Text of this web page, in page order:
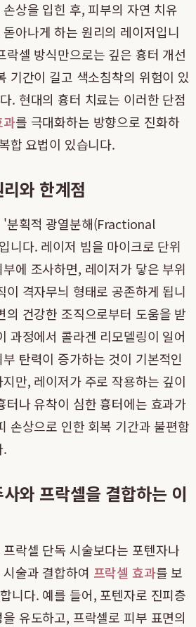
상을 입힌 후, 피부의 자연 치유
아나게 하는 원리의 레이저입니
락셀 방식만으로는 깊은 흉터 개선
기간이 길고 색소침착의 위험이 있
. 현대의 흉터 치료는 이러한 단점
과를 극대화하는 방향으로 진화하
합 요법이 있습니다.
와 한계점
'분획적 광열분해(Fractional
다. 레이저 빔을 마이크로 단위
에 조사하면, 레이저가 닿은 부위
이 격자무늬 형태로 공존하게 됩니
의 건강한 조직으로부터 도움을 받
과정에서 콜라겐 리모델링이 일어
탄력이 증가하는 것이 기본적인
만, 레이저가 주로 작용하는 깊이
터나 유착이 심한 흉터에는 효과가
손상으로 인한 회복 기간과 불편함
.
와 프락셀을 결합하는 이
락셀 단독 시술보다는 포텐자나
술과 결합하여 프락셀 효과를 보
니다. 예를 들어, 포텐자로 진피층
유도하고, 프락셀로 피부 표면의